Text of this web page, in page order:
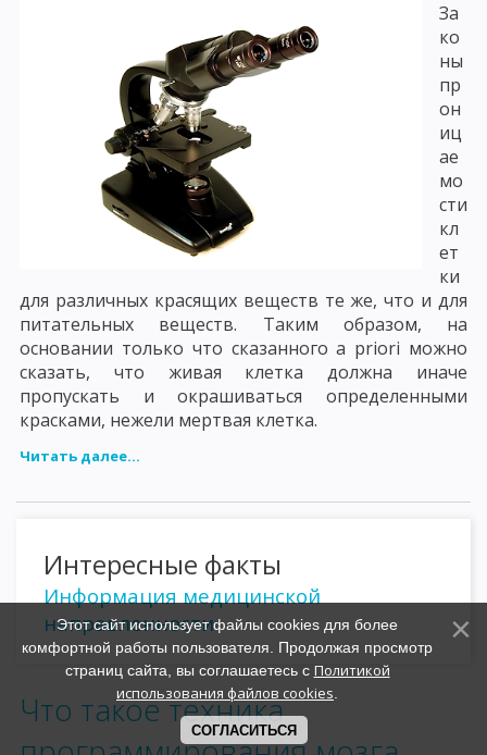
За
ко
ны
пр
он
иц
ае
мо
сти
кл
ет
ки
для различных красящих веществ те же, что и для
питательных веществ. Таким образом, на
основании только что сказанного a priori можно
сказать, что живая клетка должна иначе
пропускать и окрашиваться определенными
красками, нежели мертвая клетка.
Читать далее...
Интересные факты
Информация медицинской
направленности
Что такое техника
Этот сайт использует файлы cookies для более
комфортной работы пользователя. Продолжая просмотр
страниц сайта, вы соглашаетесь с Политикой
использования файлов cookies
СОГЛАСИТЬСЯ